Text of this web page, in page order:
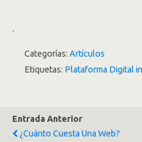
.
Categorías: Artículos
Etiquetas: Plataforma Digital
Entrada Anterior
¿Cuánto Cuesta Una Web?